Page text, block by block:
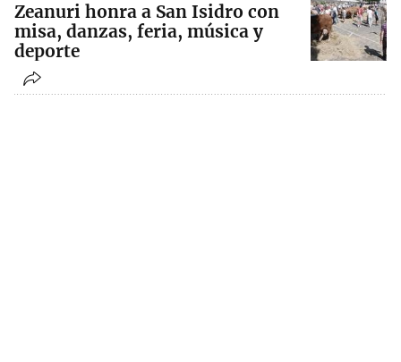
Zeanuri honra a San Isidro con
misa, danzas, feria, música y
deporte